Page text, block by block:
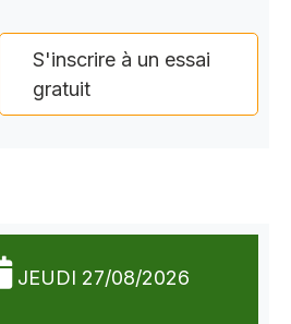
S'inscrire à un essai
gratuit
JEUDI 27/08/2026